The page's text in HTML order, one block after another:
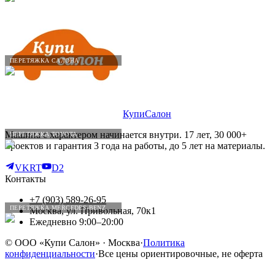
ПЕРЕТЯЖКА САЛОНА
ПЕРЕТЯЖКА TOYOTA
ПЕРЕТЯЖКА MERCEDES-BENZ
КупиСалон
Машина с характером начинается внутри. 17 лет, 30 000+
проектов и гарантия 3 года на работы, до 5 лет на материалы.
VKRT
D2
Контакты
+7 (903) 589-26-95
Москва, ул. Привольная, 70к1
Ежедневно 9:00–20:00
© ООО «Купи Салон» · Москва·Политика
конфиденциальности·Все цены ориентировочные, не оферта